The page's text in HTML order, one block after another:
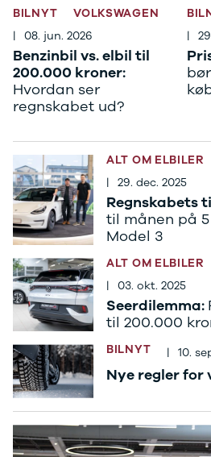
Modeller
Privatleasing
Kampagner
Ford
F-150
Modeller
Alle nye biler
Guide til
elbiler
Guide til
hybridbiler
Ladeløsning
Oversigt
Clever
ladeløsning
Ladekabler
til elbilen
Ladeløsning
til plug-in
hybrid
Ladeguide til
elbil
Webshop
118i
iX1
2-serie
218d
225xe
3-serie
320i
320d
328i
330d
X3
iX3
i3
i3s
4-serie
420i
Z4
5-serie
520d
BILNYT
VOLKSWAGEN
| 08. jun. 2026
Benzinbil vs. elbil til
200.000 kroner:
Hvordan ser
regnskabet ud?
|
ALT OM ELBILER
| 29. dec. 2025
Regnskabets
til månen på
Model 3
ALT OM ELBILER
| 03. okt. 2025
Seerdilemma:
til 200.000
BILNYT | 10.
Nye regler for